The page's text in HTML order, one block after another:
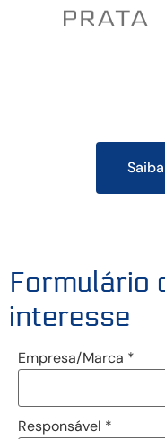
Formulário
interesse
Empresa/Marca *
Responsável *